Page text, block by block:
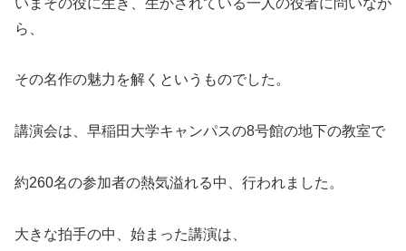
ら、
その名作の魅力を解くというものでした。
講演会は、早稲田大学キャンパスの8号館の地下の教室で
約260名の参加者の熱気溢れる中、行われました。
大きな拍手の中、始まった講演は、